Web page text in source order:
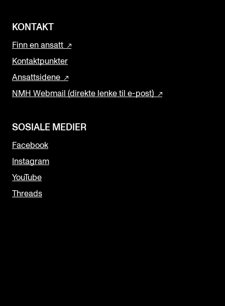
KONTAKT
Finn en ansatt
Kontaktpunkter
Ansattsidene
NMH Webmail (direkte lenke til e-post)
SOSIALE MEDIER
Facebook
Instagram
YouTube
Threads